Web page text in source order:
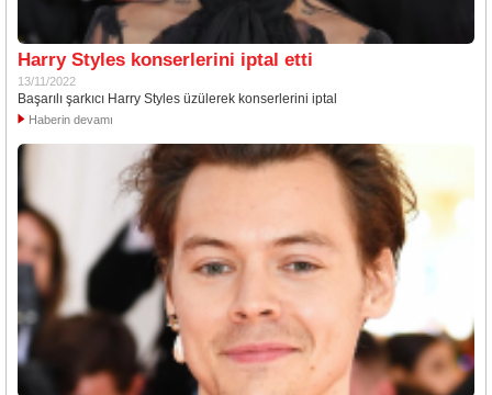
Harry Styles konserlerini iptal etti
13/11/2022
Başarılı şarkıcı Harry Styles üzülerek konserlerini iptal
Haberin devamı